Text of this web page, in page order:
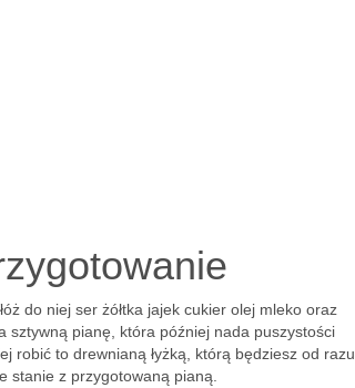
do niej ser żółtka jajek cukier olej mleko oraz
sztywną pianę, która później nada puszystości
robić to drewnianą łyżką, którą będziesz od razu
stanie z przygotowaną pianą.